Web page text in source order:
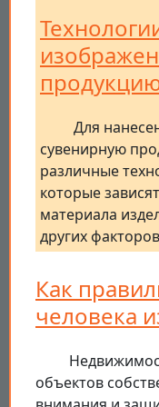
Для
сувенирную
различные
которые
материала
других
Как
человека
объектов